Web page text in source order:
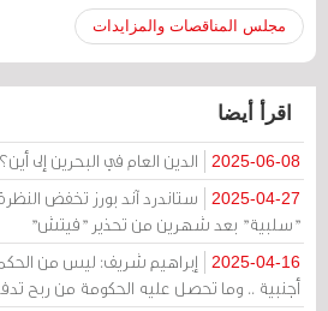
مجلس المناقصات والمزايدات
اقرأ أيضا
2025-06-08 الدين العام في البحرين إلى أين؟
2025-04-27
ستاندرد آند بورز تخفض
"سلبية" بعد شهرين من تحذير "فيتش"
2025-04-16
إبراهيم شريف: ليس من
أجنبية .. وما تحصل عليه الحكومة من ربح